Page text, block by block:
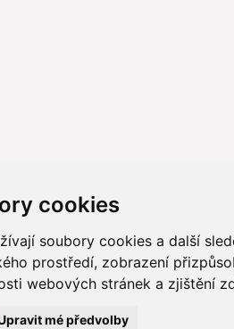
cookies
soubory cookies a další
prostředí, zobrazení
webových stránek a zjištění
mé předvolby
v případě technického výpadku pak